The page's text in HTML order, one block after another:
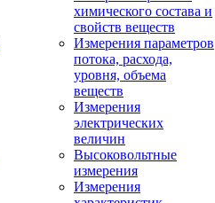
химического состава и
свойств веществ
Измерения параметров
потока, расхода,
уровня, объема
веществ
Измерения
электрических
величин
Высоковольтные
измерения
Измерения